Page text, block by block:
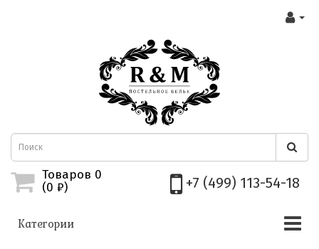
Товаров 0
(0 ₽) +7 (499) 113-54-18
Категории